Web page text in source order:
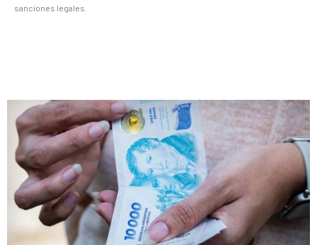
sanciones legales.